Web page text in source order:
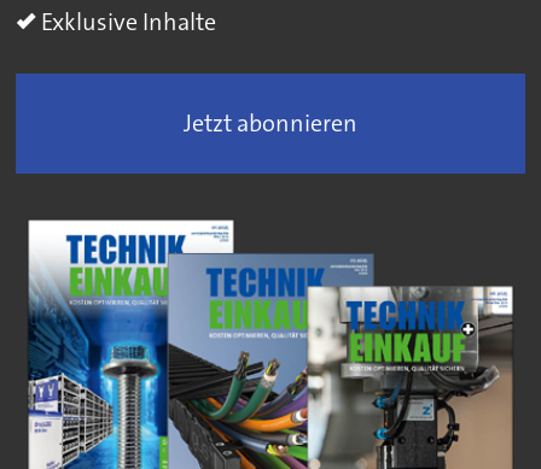
Exklusive Inhalte
Jetzt abonnieren